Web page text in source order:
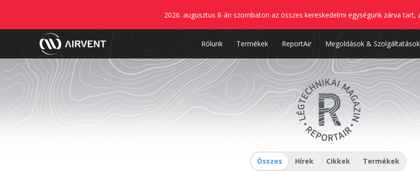
2026. augusztus 8-án szombaton az összes kereskedelmi egységünk zárva tart,
Rólunk Termékek ReportAir Megoldások & Szolgáltatások
Összes Hírek Cikkek Termékek